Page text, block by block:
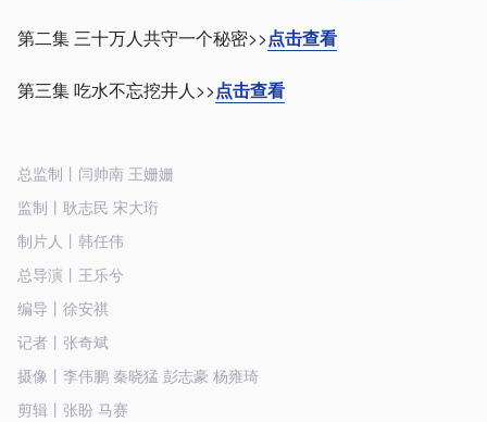
第二集 三十万人共守一个秘密>>点击查看
第三集 吃水不忘挖井人>>点击查看
总监制丨闫帅南 王姗姗
监制丨耿志民 宋大珩
制片人丨韩任伟
总导演丨王乐兮
编导丨徐安祺
记者丨张奇斌
摄像丨李伟鹏 秦晓猛 彭志豪 杨雍琦
剪辑丨张盼 马赛